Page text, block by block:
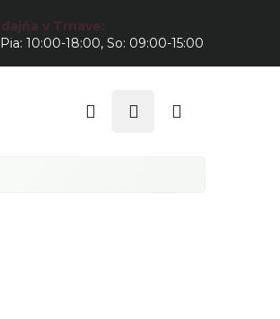
v Trnave:
10:00-18:00, So: 09:00-15:00
Hľadať Prihlásenie